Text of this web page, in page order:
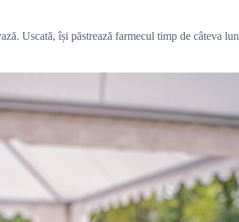
Uscată, își păstrează farmecul timp de câteva